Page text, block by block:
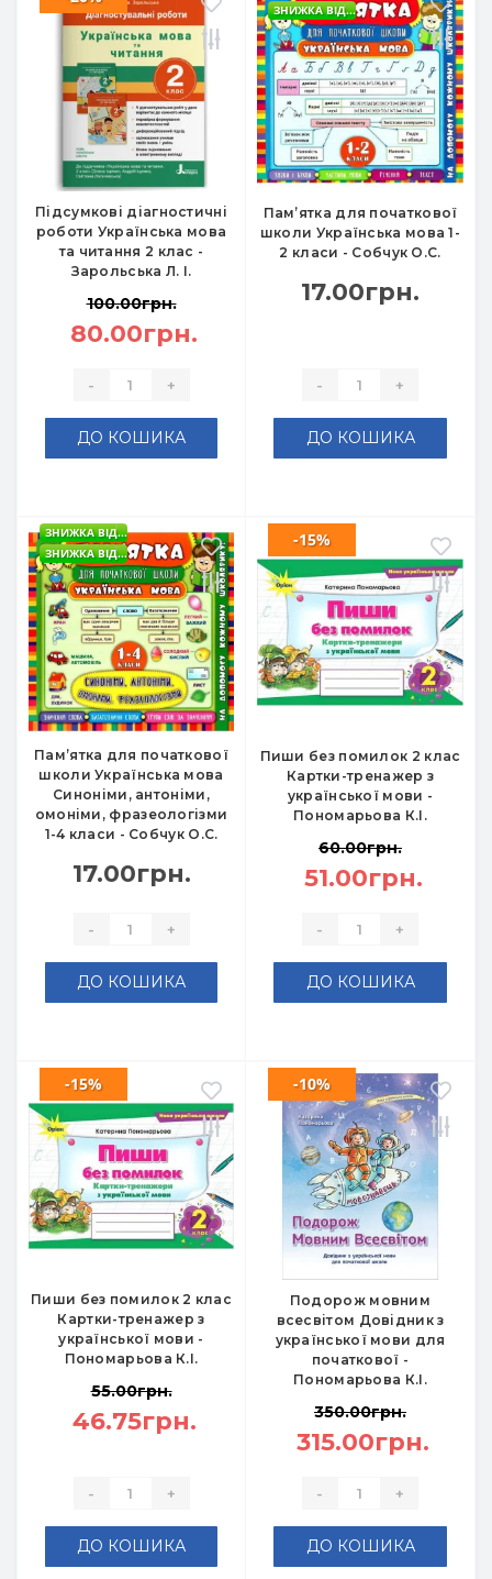
Підсумкові діагностичні
роботи Українська мова
та читання 2 клас -
Зарольська Л. І.
100.00грн.
80.00грн.
- +
ДО КОШИКА
Пам’ятка для початкової
школи Українська мова 1-
2 класи - Собчук О.С.
ЗНИЖКА ВІД...
17.00грн.
- +
ДО КОШИКА
Пам’ятка для початкової
школи Українська мова
Синоніми, антоніми,
омоніми, фразеологізми
1-4 класи - Собчук О.С.
ЗНИЖКА ВІД...
ЗНИЖКА ВІД...
17.00грн.
- +
ДО КОШИКА
Пиши без помилок 2 клас
Картки-тренажер з
української мови -
Пономарьова К.І.
-15%
60.00грн.
51.00грн.
- +
ДО КОШИКА
Пиши без помилок 2 клас
Картки-тренажер з
української мови -
Пономарьова К.І.
-15%
55.00грн.
46.75грн.
- +
ДО КОШИКА
Подорож мовним
всесвітом Довідник з
української мови для
початкової -
Пономарьова К.І.
-10%
350.00грн.
315.00грн.
- +
ДО КОШИКА